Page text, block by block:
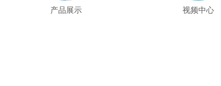
产品展示 视频中心